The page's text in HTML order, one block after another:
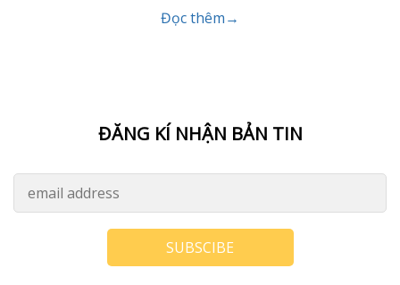
Đọc thêm→
ĐĂNG KÍ NHẬN BẢN TIN
SUBSCIBE